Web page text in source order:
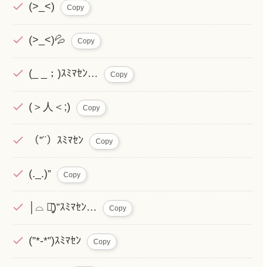
(>_<) Copy
(>_<)💦 Copy
(_ _；)ｽﾐﾏｾﾝ… Copy
(＞人＜;) Copy
（”¨）ｽﾐﾏｾﾝ Copy
(._.)” Copy
│⌓ ･̥᷅)”ｽﾐﾏｾﾝ… Copy
(”*-*”)ｽﾐﾏｾﾝ Copy